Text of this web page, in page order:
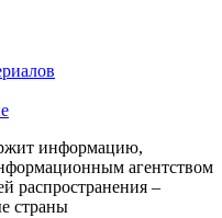
информацию,
агентством
распространения –
страны